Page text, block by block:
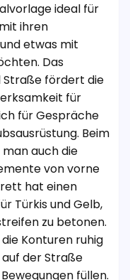
ideal für
ihren
etwas mit
Das
Straße fördert die
für
für Gespräche
Beim
auch die
von vorne
hat einen
Türkis und Gelb,
zu betonen.
Konturen ruhig
auf der Straße
füllen.